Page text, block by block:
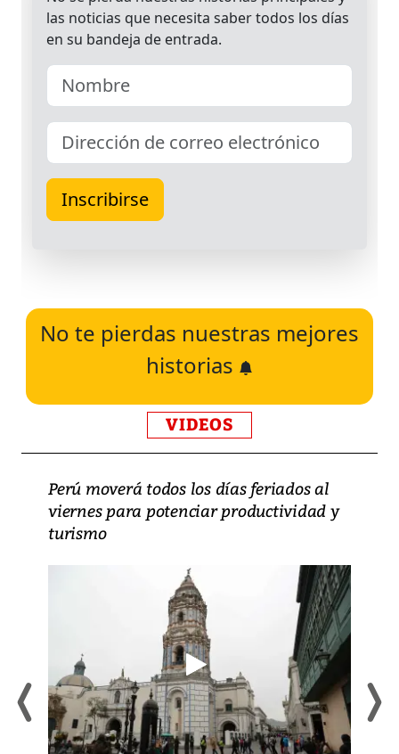
No te pierdas nuestras mejores
historias
VIDEOS
Perú moverá todos los días feriados al
viernes para potenciar productividad y
turismo